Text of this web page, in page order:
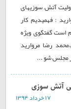
آتش سوزیهای
: فهمیدیم کار
است گفتگوی ویژه
رضا مروارید
مجلس شو ...
آتش سوزی
۱۷ خرداد ۱۳۹۴